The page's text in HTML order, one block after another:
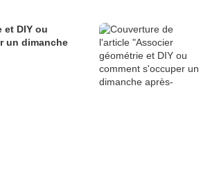
et DIY ou
un dimanche